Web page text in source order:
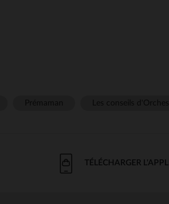
TÉLÉCHARGER L'APPLI